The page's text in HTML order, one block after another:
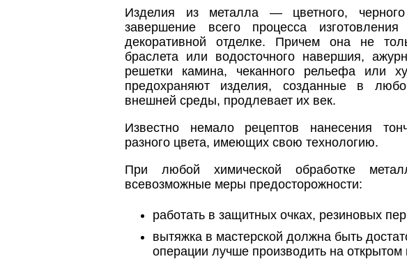
Изделия из металла — цветного,
завершение всего процесса
декоративной отделке. Причем она не
браслета или водосточного навершия,
решетки камина, чеканного рельефа или
предохраняют изделия, созданные в
внешней среды, продлевает их век.
Известно немало рецептов нанесения
разного цвета, имеющих свою технологию.
При любой химической обработке
всевозможные меры предосторожности:
работать в защитных очках, резиновых
вытяжка в мастерской должна быть
операции лучше производить на открытом